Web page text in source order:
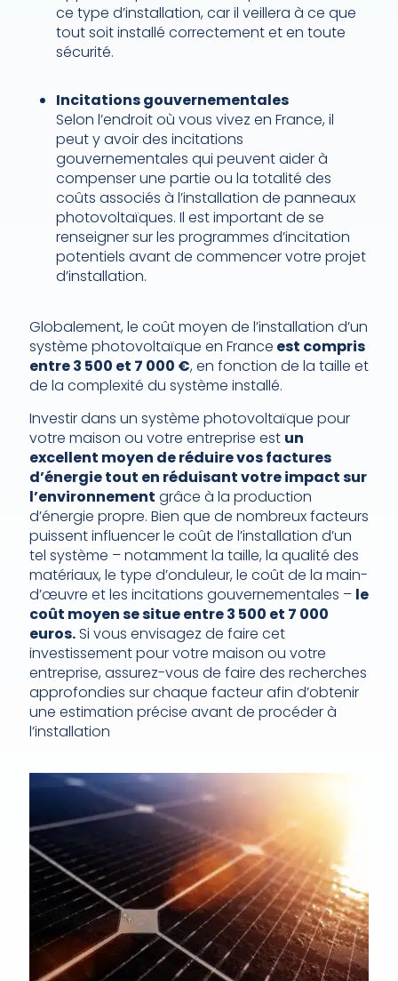
ce type d’installation, car il veillera à ce que
tout soit installé correctement et en toute
sécurité.
Incitations gouvernementales
Selon l’endroit où vous vivez en France, il
peut y avoir des incitations
gouvernementales qui peuvent aider à
compenser une partie ou la totalité des
coûts associés à l’installation de panneaux
photovoltaïques. Il est important de se
renseigner sur les programmes d’incitation
potentiels avant de commencer votre projet
d’installation.
Globalement, le coût moyen de l’installation d’un
système photovoltaïque en France est compris
entre 3 500 et 7 000 €, en fonction de la taille et
de la complexité du système installé.
Investir dans un système photovoltaïque pour
votre maison ou votre entreprise est un
excellent moyen de réduire vos factures
d’énergie tout en réduisant votre impact sur
l’environnement grâce à la production
d’énergie propre. Bien que de nombreux facteurs
puissent influencer le coût de l’installation d’un
tel système – notamment la taille, la qualité des
matériaux, le type d’onduleur, le coût de la main-
d’œuvre et les incitations gouvernementales – le
coût moyen se situe entre 3 500 et 7 000
euros.Si vous envisagez de faire cet
investissement pour votre maison ou votre
entreprise, assurez-vous de faire des recherches
approfondies sur chaque facteur afin d’obtenir
une estimation précise avant de procéder à
l’installation